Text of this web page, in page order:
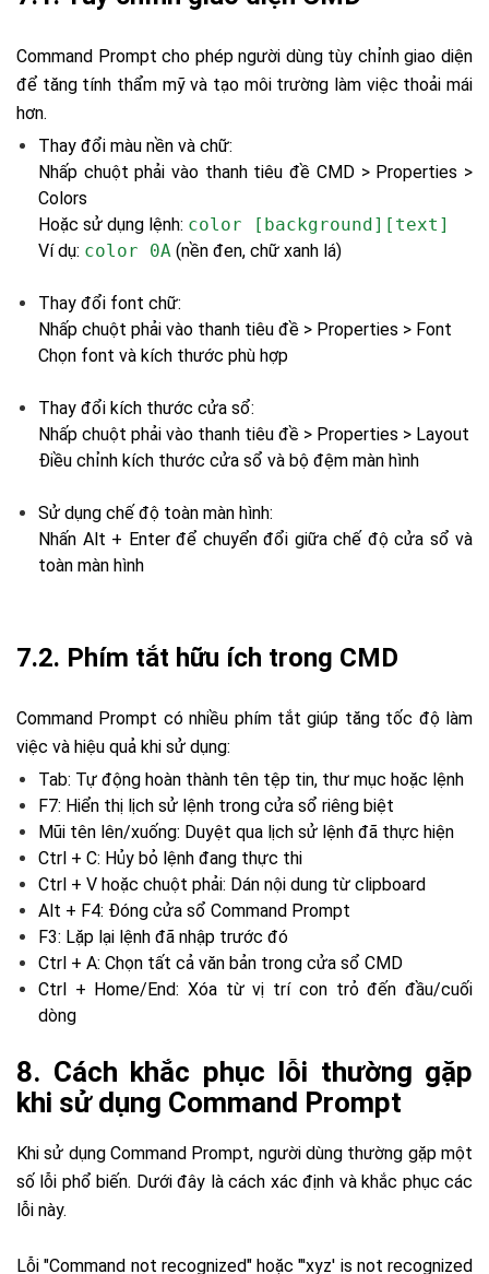
Command Prompt cho phép người dùng tùy chỉnh giao diện
để tăng tính thẩm mỹ và tạo môi trường làm việc thoải mái
hơn.
Thay đổi màu nền và chữ:
Nhấp chuột phải vào thanh tiêu đề CMD > Properties >
Colors
Hoặc sử dụng lệnh: color [background][text]
Ví dụ: color 0A (nền đen, chữ xanh lá)
Thay đổi font chữ:
Nhấp chuột phải vào thanh tiêu đề > Properties > Font
Chọn font và kích thước phù hợp
Thay đổi kích thước cửa sổ:
Nhấp chuột phải vào thanh tiêu đề > Properties > Layout
Điều chỉnh kích thước cửa sổ và bộ đệm màn hình
Sử dụng chế độ toàn màn hình:
Nhấn Alt + Enter để chuyển đổi giữa chế độ cửa sổ và
toàn màn hình
7.2. Phím tắt hữu ích trong CMD
Command Prompt có nhiều phím tắt giúp tăng tốc độ làm
việc và hiệu quả khi sử dụng:
Tab: Tự động hoàn thành tên tệp tin, thư mục hoặc lệnh
F7: Hiển thị lịch sử lệnh trong cửa sổ riêng biệt
Mũi tên lên/xuống: Duyệt qua lịch sử lệnh đã thực hiện
Ctrl + C: Hủy bỏ lệnh đang thực thi
Ctrl + V hoặc chuột phải: Dán nội dung từ clipboard
Alt + F4: Đóng cửa sổ Command Prompt
F3: Lặp lại lệnh đã nhập trước đó
Ctrl + A: Chọn tất cả văn bản trong cửa sổ CMD
Ctrl + Home/End: Xóa từ vị trí con trỏ đến đầu/cuối
dòng
8. Cách khắc phục lỗi thường gặp
khi sử dụng Command Prompt
Khi sử dụng Command Prompt, người dùng thường gặp một
số lỗi phổ biến. Dưới đây là cách xác định và khắc phục các
lỗi này.
Lỗi "Command not recognized" hoặc "'xyz' is not recognized